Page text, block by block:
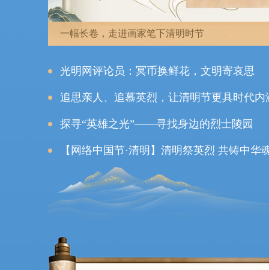
请蚕猫、饭牛……清明这些农事活动你知道
光明网评论员：冥币换鲜花，文明寄哀思
追思亲人、追慕英烈，让清明节更具时代内
探寻“英雄之光”——寻找身边的烈士陵园
【网络中国节·清明】清明祭英烈 共铸中华